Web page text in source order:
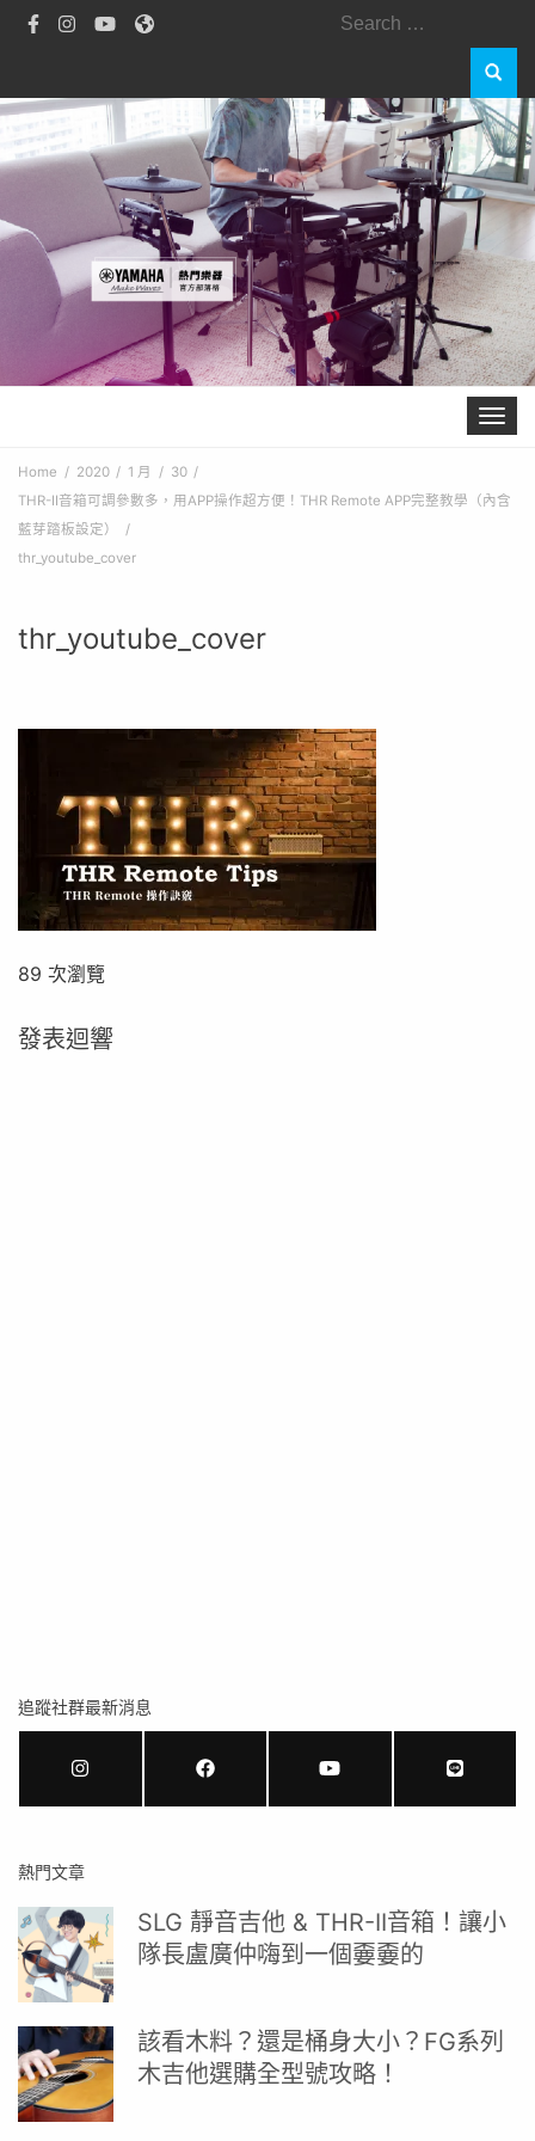
Search
Toggle
Home 2020 1 月
30
THR-II音箱可調參數多，用APP操作超方便！THR Remote APP完整教學（內含
藍芽踏板設定）
thr_youtube_cover
thr_youtube_cover
89 次瀏覽
發表迴響
追蹤社群最新消息
熱門文章
SLG 靜音吉他 & THR-II音箱！讓小
隊長盧廣仲嗨到一個嫑嫑的
該看木料？還是桶身大小？FG系列
木吉他選購全型號攻略！